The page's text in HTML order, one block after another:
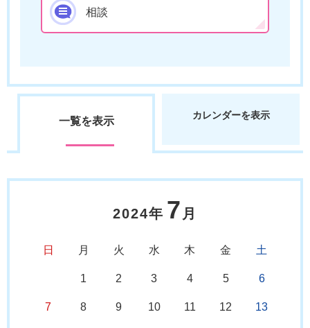
相談
一覧を表示 カレンダーを表示
2024年 7 月
日 月 火 水 木 金 土
1 2 3 4 5 6
7 8 9 10 11 12 13